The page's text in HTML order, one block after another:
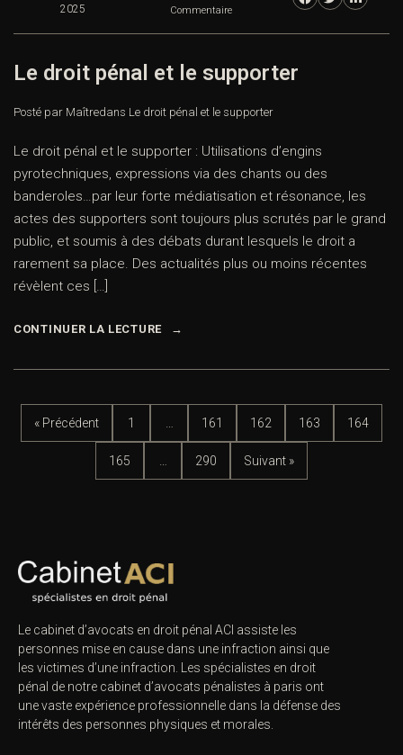
2025 Commentaire
Le droit pénal et le supporter
Posté par Maîtredans Le droit pénal et le supporter
Le droit pénal et le supporter : Utilisations d’engins
pyrotechniques, expressions via des chants ou des
banderoles…par leur forte médiatisation et résonance, les
actes des supporters sont toujours plus scrutés par le grand
public, et soumis à des débats durant lesquels le droit a
rarement sa place. Des actualités plus ou moins récentes
révèlent ces […]
CONTINUER LA LECTURE
« Précédent 1 161 162 163 164
165 290 Suivant »
Le cabinet d’avocats en droit pénal ACI assiste les
personnes mise en cause dans une infraction ainsi que
les victimes d’une infraction. Les spécialistes en droit
pénal de notre cabinet d’avocats pénalistes à paris ont
une vaste expérience professionnelle dans la défense des
intérêts des personnes physiques et morales.